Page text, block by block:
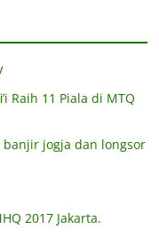
Raih 11 Piala di MTQ
jogja dan longsor
2017 Jakarta.